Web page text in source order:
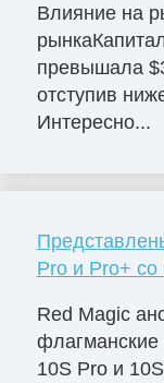
Влияние на
превышала
отступив
Интересно...
Pro и Pro+
Red Magic
10S Pro и